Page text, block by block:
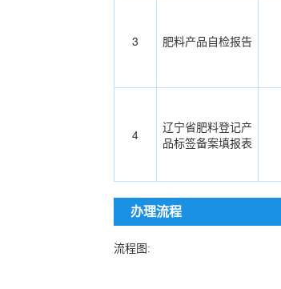
3 肥料产品自检报告
4
辽宁省肥料登记产
品标签备案填报表
办理流程
流程图: